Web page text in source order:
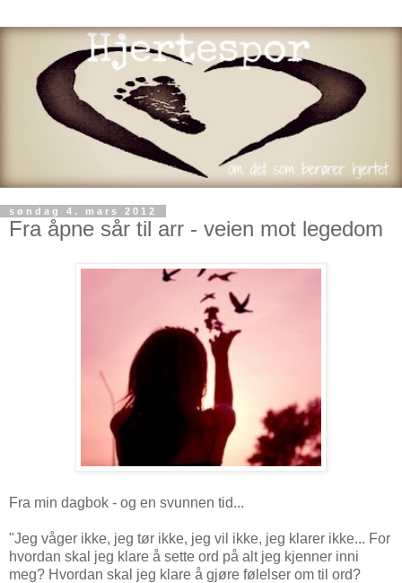
søndag 4. mars 2012
Fra åpne sår til arr - veien mot legedom
Fra min dagbok - og en svunnen tid...
"Jeg våger ikke, jeg tør ikke, jeg vil ikke, jeg klarer ikke... For
hvordan skal jeg klare å sette ord på alt jeg kjenner inni
meg? Hvordan skal jeg klare å gjøre følelser om til ord?